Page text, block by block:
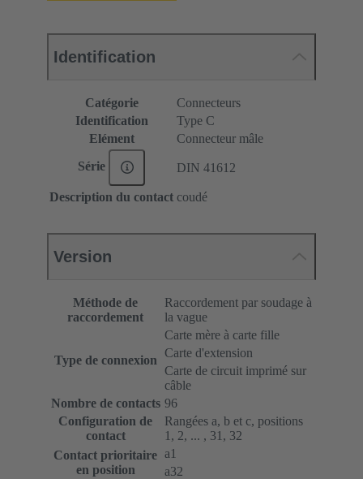
Identification
Catégorie
Connecteurs
Identification
Type C
Elément
Connecteur mâle
Série DIN 41612
Description du contact coudé
Version
Méthode de
raccordement
Raccordement par soudage à
la vague
Type de connexion
Carte mère à carte fille
Carte d'extension
Carte de circuit imprimé sur
câble
Nombre de contacts 96
Configuration de
contact
Rangées a, b et c, positions
1, 2, ... , 31, 32
Contact prioritaire
en position
a1
a32